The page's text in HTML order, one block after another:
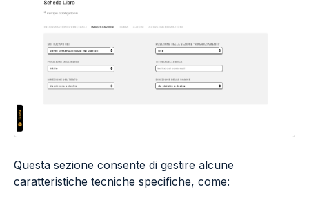
Questa sezione consente di gestire alcune
caratteristiche tecniche specifiche, come: